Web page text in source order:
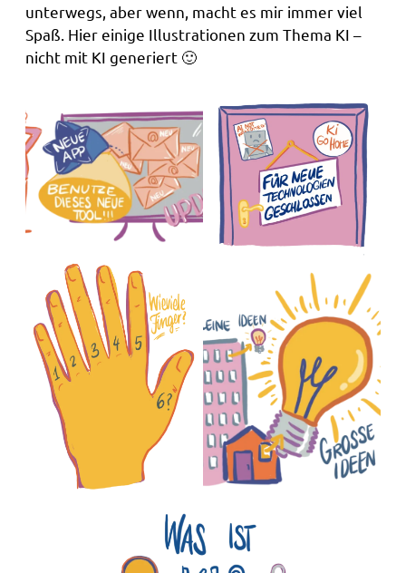
unterwegs, aber wenn, macht es mir immer viel
Spaß. Hier einige Illustrationen zum Thema KI –
nicht mit KI generiert 🙂